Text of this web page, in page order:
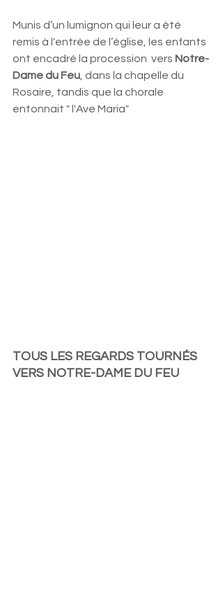
Munis d’un lumignon qui leur a été
remis à l'entrée de l’église, les enfants
ont encadré la procession  vers Notre-
Dame du Feu , dans la chapelle du
Rosaire, tandis que la chorale
entonnait " l'Ave Maria"
TOUS LES REGARDS TOURNÉS
VERS NOTRE-DAME DU FEU